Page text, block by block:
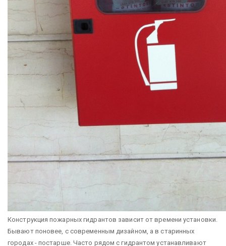
Конструкция пожарных гидрантов зависит от времени установки.
Бывают поновее, с современным дизайном, а в старинных
городах - постарше. Часто рядом с гидрантом устанавливают